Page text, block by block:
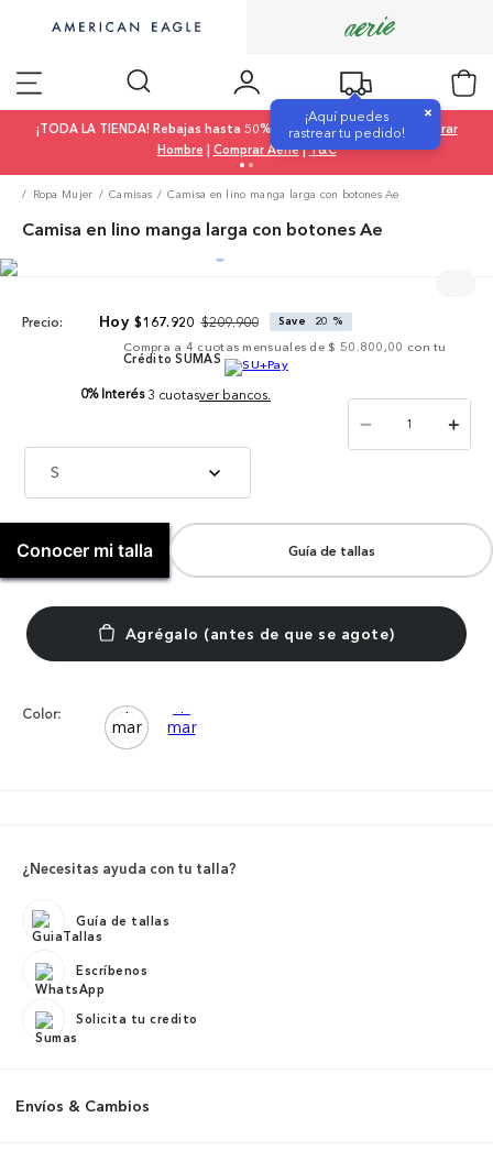
¡Aquí puedes
rastrear tu pedido!
×
¡TODA LA TIENDA! Rebajas hasta 50% OFF |Comprar Mujer|
Comprar
Hombre | Comprar Aerie|T&C
Ropa Mujer Camisas Camisa en lino manga larga con botones Ae
Camisa en lino manga larga con botones Ae
Precio: $167. 920 $209.900 Save 20 %
Compra a 4 cuotas mensuales de $ 50.800,00 con tu
Crédito SUMAS
0% Interés 3 cuotasver bancos.
S
＋
－
Conocer mi talla Guía de tallas
Color:
¿Necesitas ayuda con tu talla?
Guía de tallas
Escríbenos
Solicita tu credito
Envíos & Cambios